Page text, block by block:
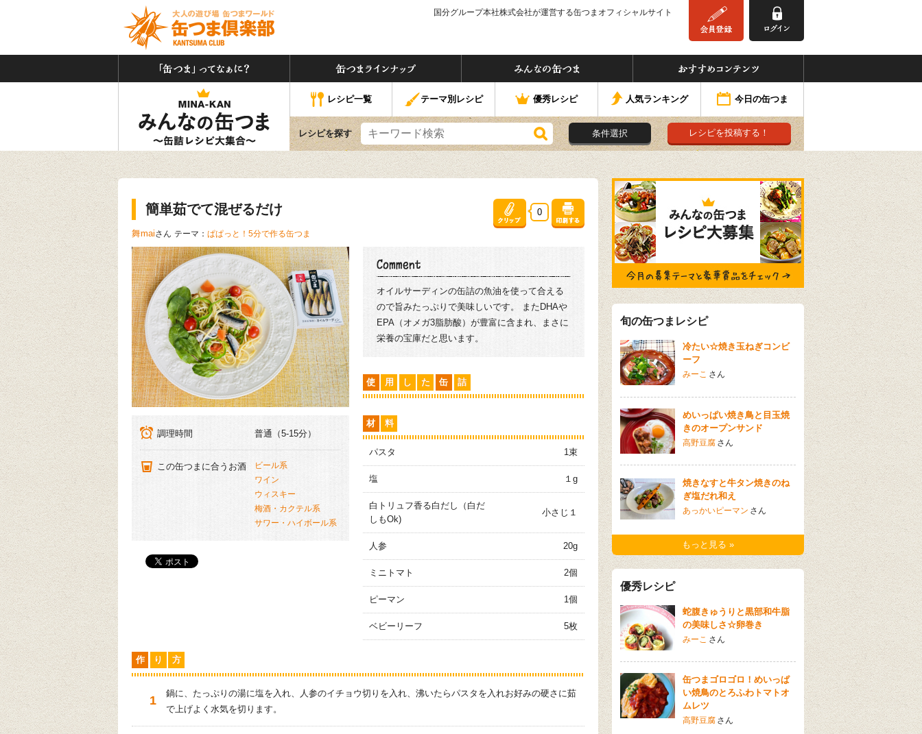
国分グループ本社株式会社が運営する缶つまオフィシャルサイト
「缶つま」ってなぁに？ 缶つまラインナップ みんなの缶つま
みんなの缶つま
レシピ一覧
テーマ別レシピ 優秀レシピ 人気ランキング 今日の缶つま
レシピを探す 条件選択 レシピを投稿する！
簡単茹でて混ぜるだけ
舞maiさん テーマ： ぱぱっと！5分で作る缶つま
0
調理時間 普通（5-15分）
この缶つまに合うお酒
ビール系
ワイン
ウィスキー
梅酒・カクテル系
サワー・ハイボール系
オイルサーディンの缶詰の魚油を使って合える
ので旨みたっぷりで美味しいです。 またDHAや
EPA（オメガ3脂肪酸）が豊富に含まれ、まさに
栄養の宝庫だと思います。
使 用 し た 缶 詰
材 料
パスタ 1束
塩 １g
白トリュフ香る白だし（白だ
しもOk)
小さじ１
人参 20g
ミニトマト 2個
ピーマン 1個
ベビーリーフ 5枚
作 り 方
鍋に、たっぷりの湯に塩を入れ、人参のイチョウ切りを入れ、沸いたらパスタを入れお好みの硬さに茹
で上げよく水気を切ります。
旬の缶つまレシピ
冷たい☆焼き玉ねぎコンビ
ーフ
みーこ さん
めいっぱい焼き鳥と目玉焼
きのオープンサンド
高野豆腐 さん
焼きなすと牛タン焼きのね
ぎ塩だれ和え
あっかいピーマン さん
もっと見る »
優秀レシピ
蛇腹きゅうりと黒部和牛脂
の美味しさ☆卵巻き
みーこ さん
缶つまゴロゴロ！めいっぱ
い焼鳥のとろふわトマトオ
ムレツ
高野豆腐 さん